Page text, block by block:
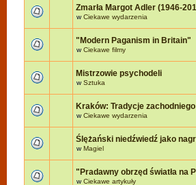
Zmarła Margot Adler (1946-
wCiekawe wydarzenia
"Modern Paganism in Britain"
wCiekawe filmy
Mistrzowie psychodeli
wSztuka
Kraków: Tradycje
wCiekawe wydarzenia
Ślężański niedźwiedź jako
wMagiel
"Pradawny obrzęd światła na
wCiekawe artykuły